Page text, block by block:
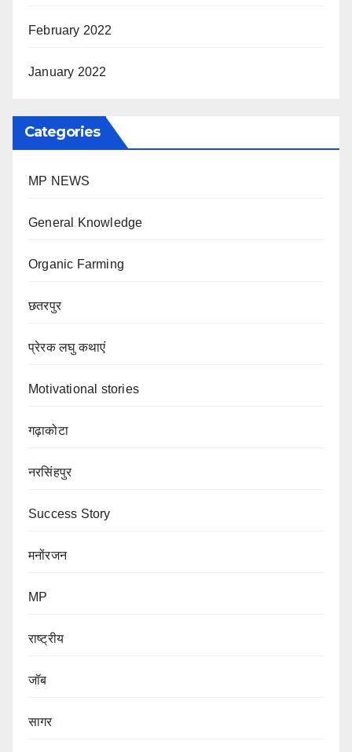
February 2022
January 2022
Categories
MP NEWS
General Knowledge
Organic Farming
छतरपुर
प्रेरक लघु कथाएं
Motivational stories
गढ़ाकोटा
नरसिंहपुर
Success Story
मनोंरजन
MP
राष्ट्रीय
जॉब
सागर